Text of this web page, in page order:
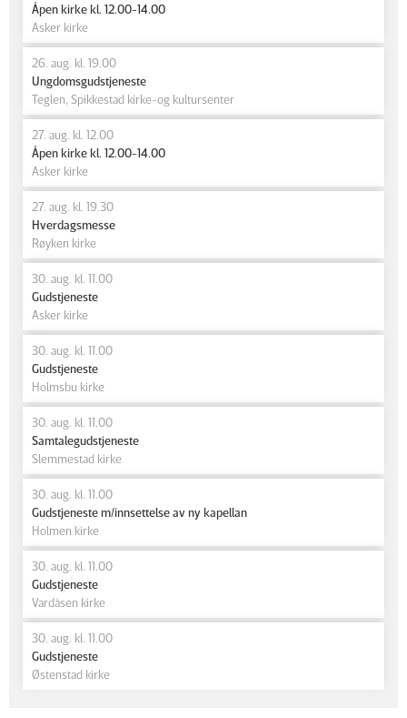
Åpen kirke kl. 12.00-14.00
Asker kirke
26. aug. kl. 19.00
Ungdomsgudstjeneste
Teglen, Spikkestad kirke-og kultursenter
27. aug. kl. 12.00
Åpen kirke kl. 12.00-14.00
Asker kirke
27. aug. kl. 19.30
Hverdagsmesse
Røyken kirke
30. aug. kl. 11.00
Gudstjeneste
Asker kirke
30. aug. kl. 11.00
Gudstjeneste
Holmsbu kirke
30. aug. kl. 11.00
Samtalegudstjeneste
Slemmestad kirke
30. aug. kl. 11.00
Gudstjeneste m/innsettelse av ny kapellan
Holmen kirke
30. aug. kl. 11.00
Gudstjeneste
Vardåsen kirke
30. aug. kl. 11.00
Gudstjeneste
Østenstad kirke